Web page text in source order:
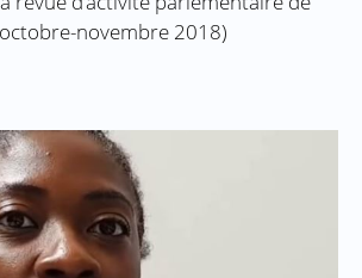
novembre 2018)